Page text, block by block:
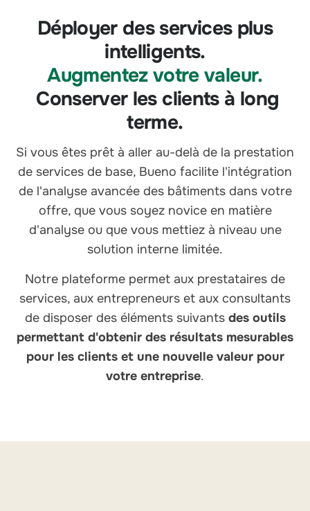
Déployer des services plus
intelligents.
Augmentez votre valeur.
Conserver les clients à long
terme.
Si vous êtes prêt à aller au-delà de la prestation
de services de base, Bueno facilite l'intégration
de l'analyse avancée des bâtiments dans votre
offre, que vous soyez novice en matière
d'analyse ou que vous mettiez à niveau une
solution interne limitée.
Notre plateforme permet aux prestataires de
services, aux entrepreneurs et aux consultants
de disposer des éléments suivants des outils
permettant d'obtenir des résultats mesurables
pour les clients et une nouvelle valeur pour
votre entreprise.